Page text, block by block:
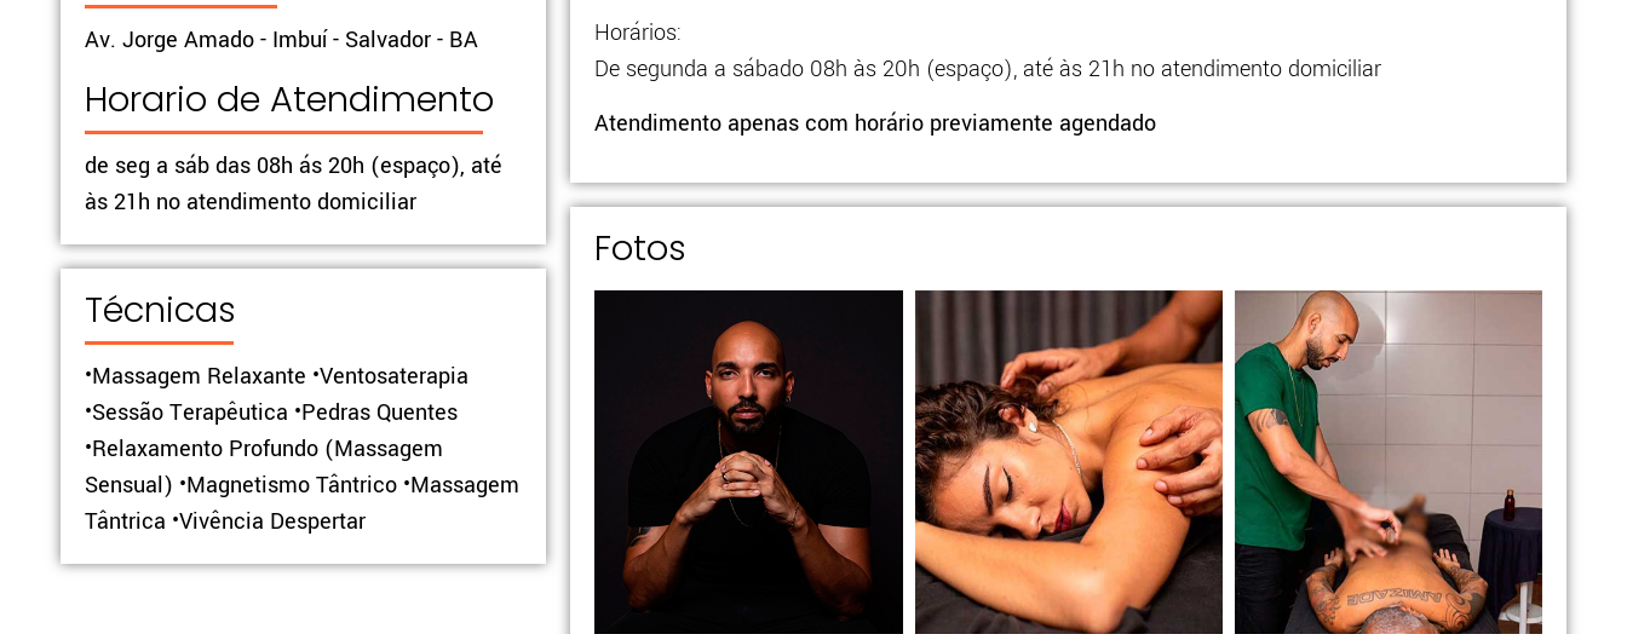
Av. Jorge Amado - Imbuí - Salvador - BA
Horario de Atendimento
de seg a sáb das 08h ás 20h (espaço), até
às 21h no atendimento domiciliar
Técnicas
•Massagem Relaxante •Ventosaterapia
•Sessão Terapêutica •Pedras Quentes
•Relaxamento Profundo (Massagem
Sensual) •Magnetismo Tântrico •Massagem
Tântrica •Vivência Despertar
Horários:
De segunda a sábado 08h às 20h (espaço), até às 21h no atendimento domiciliar
Atendimento apenas com horário previamente agendado
Fotos